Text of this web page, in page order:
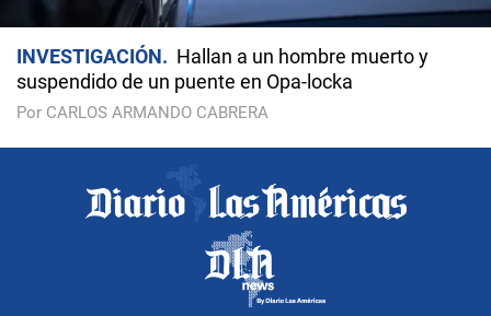
INVESTIGACIÓN
Hallan a un hombre muerto y
suspendido de un puente en Opa-locka
Por CARLOS ARMANDO CABRERA